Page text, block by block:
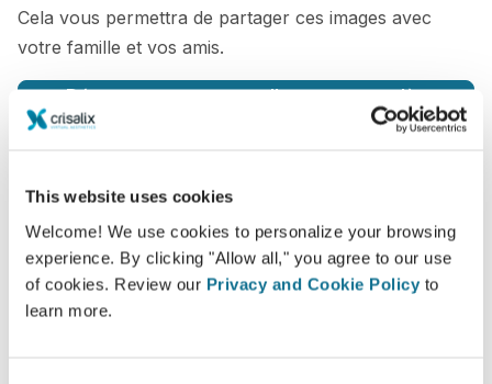
This website uses cookies
Welcome! We use cookies to personalize your browsing
experience. By clicking "Allow all," you agree to our use
of cookies. Review our Privacy and Cookie Policy to
learn more.
Cela vous permettra de partager ces images avec
votre famille et vos amis.
Découvrez votre nouvelle apparence dès
Facilité et fiabilité
Crisalix s’engage à protéger votre vie privée à